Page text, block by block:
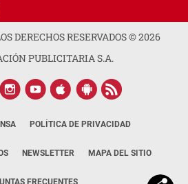
DERECHOS RESERVADOS ©2026
PUBLICITARIA S.A.
POLÍTICA DE PRIVACIDAD
NEWSLETTER MAPA DEL SITIO